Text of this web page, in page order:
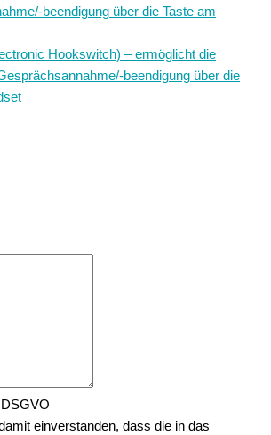
beendigung über die Taste am
Hookswitch) – ermöglicht die
beendigung über die
einverstanden, dass die in das